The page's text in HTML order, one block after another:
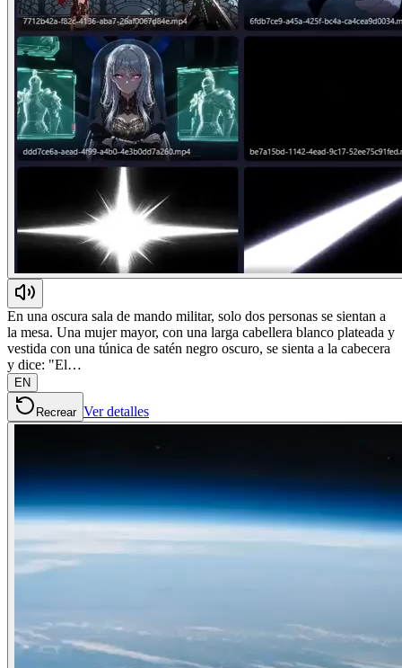
En una oscura sala de mando militar, solo dos personas se sientan a
la mesa. Una mujer mayor, con una larga cabellera blanco plateada y
vestida con una túnica de satén negro oscuro, se sienta a la cabecera
y dice: "El…
EN
Recrear Ver detalles